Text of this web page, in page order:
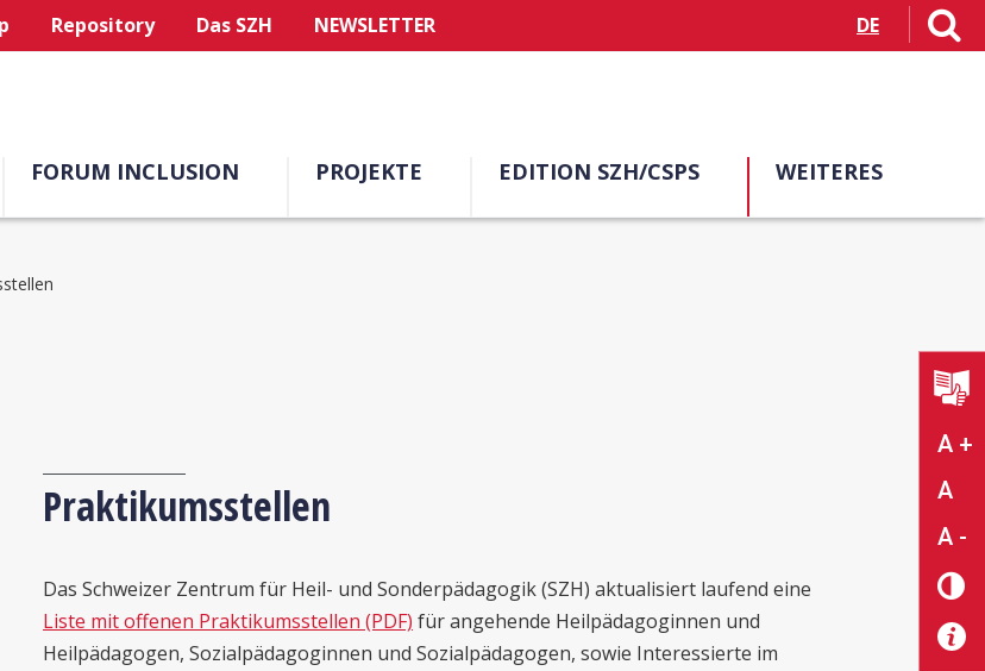
Repository Das SZH NEWSLETTER DE
FORUM INCLUSION PROJEKTE EDITION SZH/CSPS WEITERES
A +
A
A -
Praktikumsstellen
Das Schweizer Zentrum für Heil- und Sonderpädagogik (SZH) aktualisiert laufend eine
Liste mit offenen Praktikumsstellen (PDF) für angehende Heilpädagoginnen und
Heilpädagogen, Sozialpädagoginnen und Sozialpädagogen, sowie Interessierte im